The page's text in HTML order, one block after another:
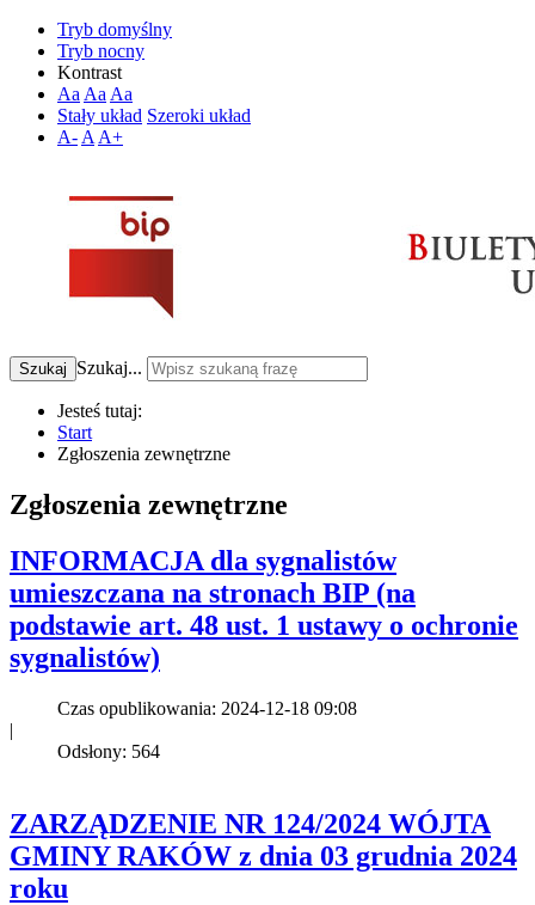
Tryb domyślny
Tryb nocny
Kontrast
Aa Aa Aa
Stały układ Szeroki układ
A- A A+
Szukaj Szukaj...
Jesteś tutaj:
Start
Zgłoszenia zewnętrzne
Zgłoszenia zewnętrzne
INFORMACJA dla sygnalistów
umieszczana na stronach BIP (na
podstawie art. 48 ust. 1 ustawy o ochronie
sygnalistów)
Czas opublikowania: 2024-12-18 09:08
|
Odsłony: 564
ZARZĄDZENIE NR 124/2024 WÓJTA
GMINY RAKÓW z dnia 03 grudnia 2024
roku